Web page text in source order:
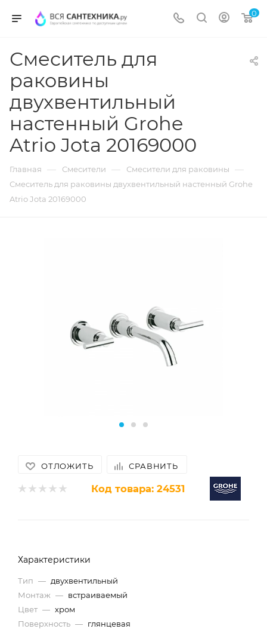
0
Смеситель для
раковины
двухвентильный
настенный Grohe
Atrio Jota 20169000
Главная — Смесители — Смесители для раковины —
Смеситель для раковины двухвентильный настенный Grohe
Atrio Jota 20169000
ОТЛОЖИТЬ СРАВНИТЬ
Код товара: 24531
Характеристики
Тип — двухвентильный
Монтаж — встраиваемый
Цвет — хром
Поверхность — глянцевая